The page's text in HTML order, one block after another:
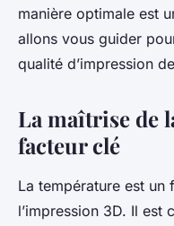
imprimante
berthe 24 janvier 2024•
manière optimale est
allons vous guider
qualité d’impression
La maîtrise de
facteur clé
La température est
l’impression 3D. Il est